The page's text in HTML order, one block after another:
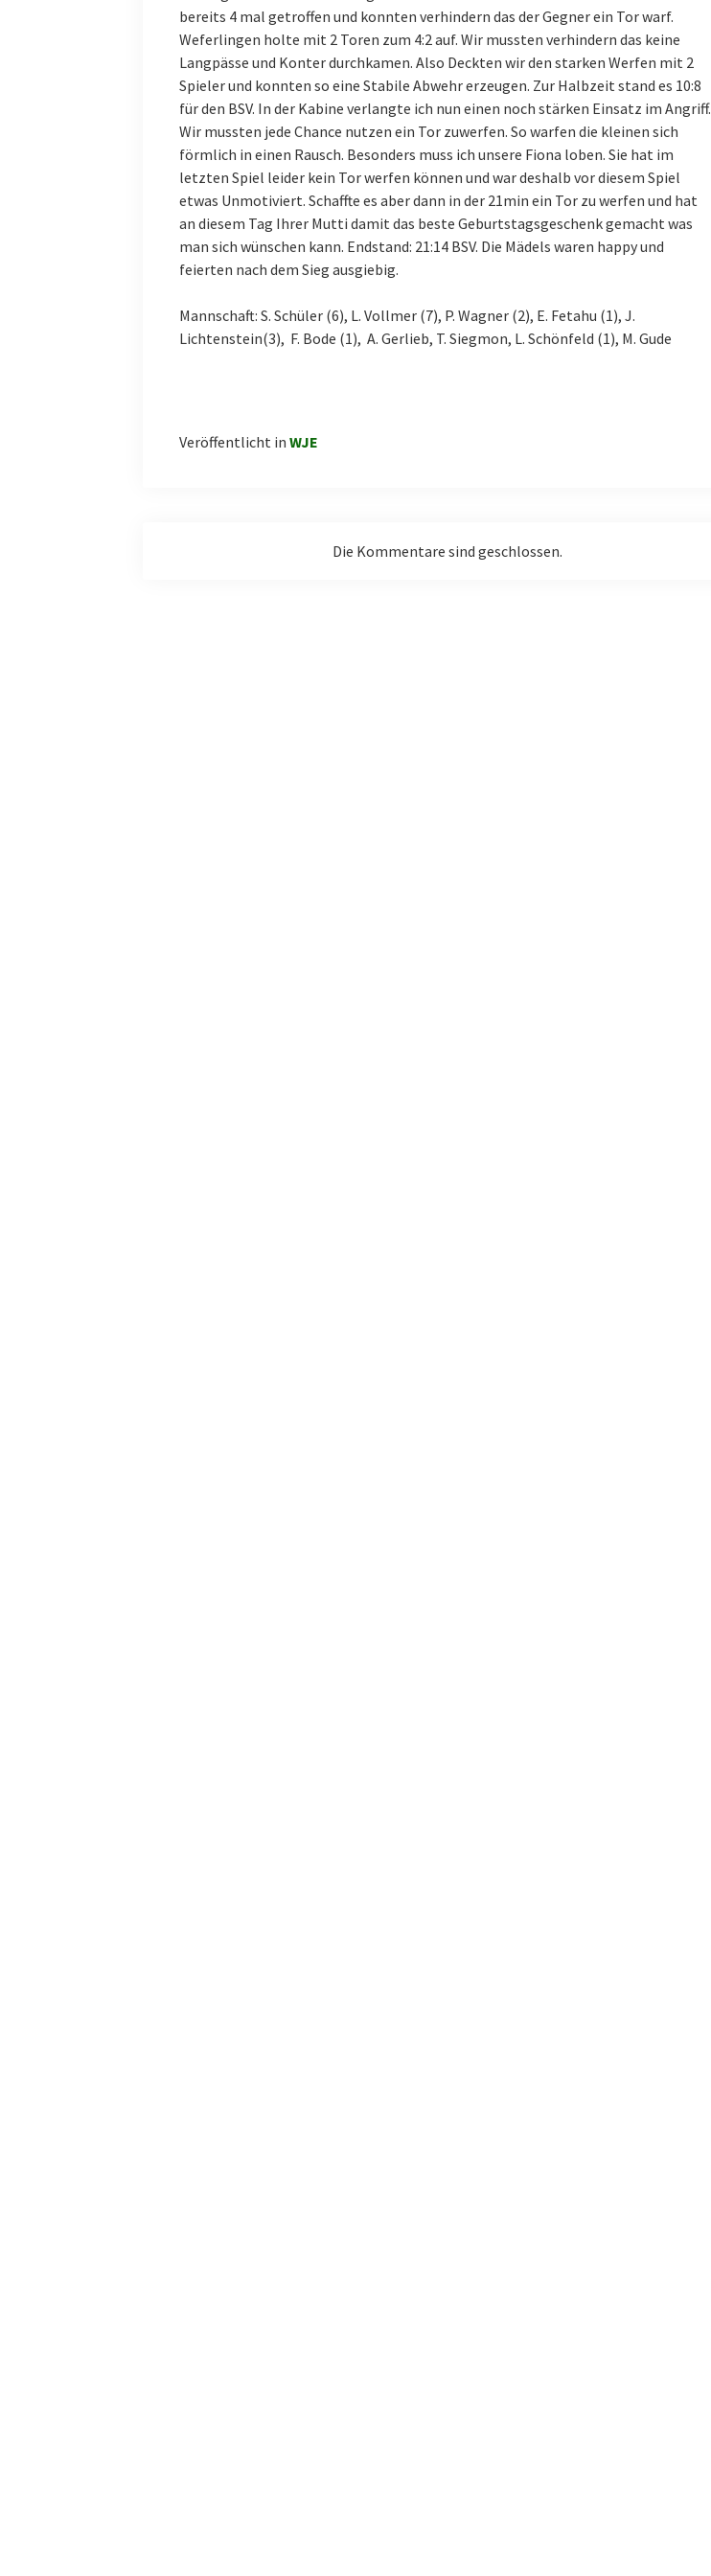
bereits 4 mal getroffen und konnten verhindern das der Gegner ein Tor warf.
Weferlingen holte mit 2 Toren zum 4:2 auf. Wir mussten verhindern das keine
Langpässe und Konter durchkamen. Also Deckten wir den starken Werfen mit 2
Spieler und konnten so eine Stabile Abwehr erzeugen. Zur Halbzeit stand es 10:8
für den BSV. In der Kabine verlangte ich nun einen noch stärken Einsatz im Angriff.
Wir mussten jede Chance nutzen ein Tor zuwerfen. So warfen die kleinen sich
förmlich in einen Rausch. Besonders muss ich unsere Fiona loben. Sie hat im
letzten Spiel leider kein Tor werfen können und war deshalb vor diesem Spiel
etwas Unmotiviert. Schaffte es aber dann in der 21min ein Tor zu werfen und hat
an diesem Tag Ihrer Mutti damit das beste Geburtstagsgeschenk gemacht was
man sich wünschen kann. Endstand: 21:14 BSV. Die Mädels waren happy und
feierten nach dem Sieg ausgiebig.
Mannschaft: S. Schüler (6), L. Vollmer (7), P. Wagner (2), E. Fetahu (1), J.
Lichtenstein(3), F. Bode (1), A. Gerlieb, T. Siegmon, L. Schönfeld (1), M. Gude
Veröffentlicht in WJE
Die Kommentare sind geschlossen.